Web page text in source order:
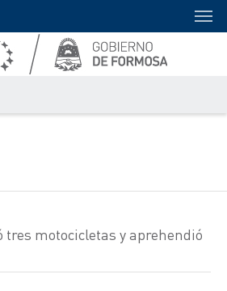
tres motocicletas y aprehendió